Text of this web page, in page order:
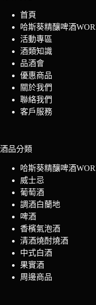
首頁
哈斯葵精釀啤酒
活動專區
酒類知識
品酒會
優惠商品
關於我們
聯絡我們
客戶服務
酒品分類
哈斯葵精釀啤酒
威士忌
葡萄酒
調酒白蘭地
啤酒
香檳氣泡酒
清酒燒酎燒酒
中式白酒
果實酒
周邊商品